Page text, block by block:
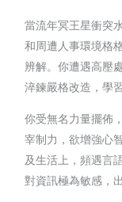
當流年冥王星衝突
和周遭人事環境格
辨解。你遭遇高壓
淬鍊嚴格改造，學
你受無名力量擺佈
宰制力，欲增強心
及生活上，頻遇言
對資訊極為敏感，